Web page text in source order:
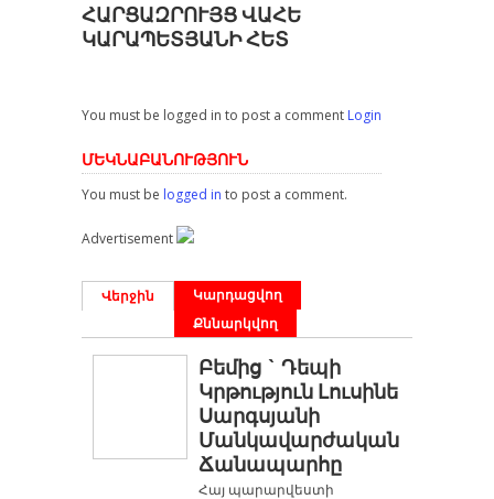
ՀԱՐՑԱԶՐՈՒՅՑ ՎԱՀԵ
ԿԱՐԱՊԵՏՅԱՆԻ ՀԵՏ
You must be logged in to post a comment Login
ՄԵԿՆԱԲԱՆՈՒԹՅՈՒՆ
You must be logged in to post a comment.
Advertisement
Վերջին
Կարդացվող
Քննարկվող
Բեմից ` Դեպի
Կրթություն Լուսինե
Սարգսյանի
Մանկավարժական
Ճանապարհը
Հայ պարարվեստի